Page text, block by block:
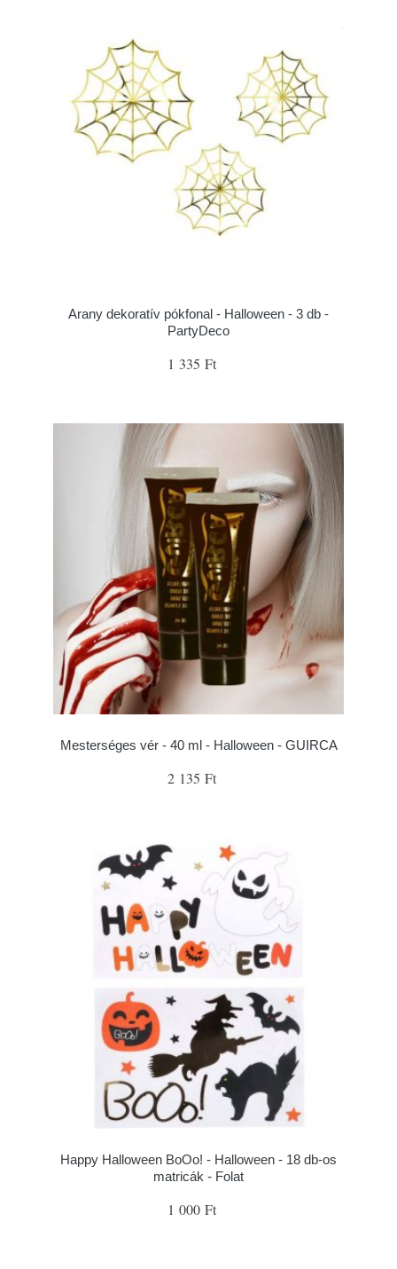
Arany dekoratív pókfonal - Halloween - 3 db -
PartyDeco
1 335 Ft
Mesterséges vér - 40 ml - Halloween - GUIRCA
2 135 Ft
Happy Halloween BoOo! - Halloween - 18 db-os
matricák - Folat
1 000 Ft